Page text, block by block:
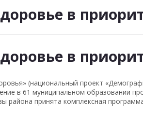
в
в
(национальный проект
в 61 муниципальном образовании
района принята комплексная